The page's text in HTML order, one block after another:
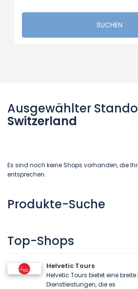
SUCHEN
Ausgewählter
Switzerland
Es sind noch keine Shops vorhanden, die
entsprechen.
Produkte-Suche
Top-Shops
Helvetic Tours
Helvetic Tours bietet eine
Dienstleistungen, die es